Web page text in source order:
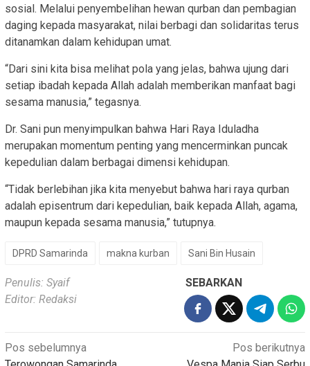
sosial. Melalui penyembelihan hewan qurban dan pembagian
daging kepada masyarakat, nilai berbagi dan solidaritas terus
ditanamkan dalam kehidupan umat.
“Dari sini kita bisa melihat pola yang jelas, bahwa ujung dari
setiap ibadah kepada Allah adalah memberikan manfaat bagi
sesama manusia,” tegasnya.
Dr. Sani pun menyimpulkan bahwa Hari Raya Iduladha
merupakan momentum penting yang mencerminkan puncak
kepedulian dalam berbagai dimensi kehidupan.
“Tidak berlebihan jika kita menyebut bahwa hari raya qurban
adalah episentrum dari kepedulian, baik kepada Allah, agama,
maupun kepada sesama manusia,” tutupnya.
DPRD Samarinda makna kurban Sani Bin Husain
Penulis: Syaif
Editor: Redaksi
SEBARKAN
Navigasi
Pos sebelumnya
Pos berikutnya